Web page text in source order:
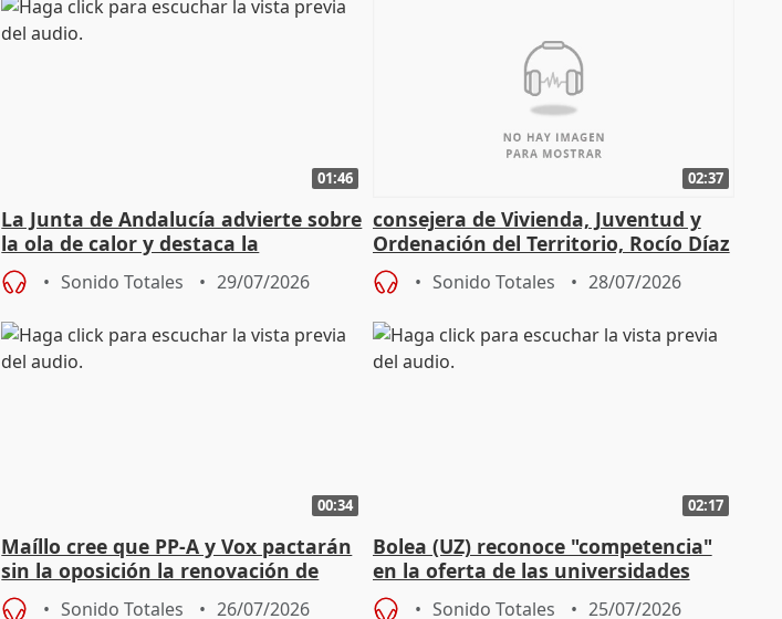
01:46
La Junta de Andalucía advierte sobre
la ola de calor y destaca la
importancia de la prevención
Sonido Totales 29/07/2026
02:37
consejera de Vivienda, Juventud y
Ordenación del Territorio, Rocío Díaz
Sonido Totales 28/07/2026
00:34
Maíllo cree que PP-A y Vox pactarán
sin la oposición la renovación de
órganos como el Defensor
Sonido Totales 26/07/2026
02:17
Bolea (UZ) reconoce "competencia"
en la oferta de las universidades
privadas
Sonido Totales 25/07/2026